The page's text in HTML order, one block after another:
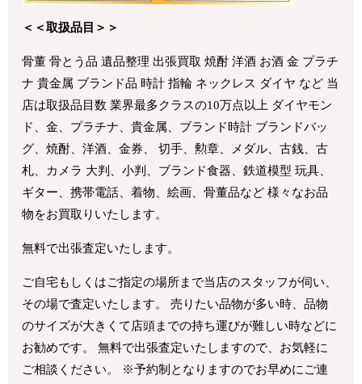
＜＜取扱品目＞＞
骨董 骨とう品 遺品整理 出張買取 焼酎 洋酒 お酒 金 プラチ
ナ 貴金属 ブランド品 時計 指輪 ネックレス ダイヤ など 当
店は取扱品目数 業界最多クラスの10万点以上 ダイヤモン
ド、金、プラチナ、貴金属、ブランド時計 ブランドバッ
グ、焼酎、洋酒、金券、 切手、勲章、メダル、古銭、古
札、カメラ 大判、小判、ブランド食器、鉄道模型 玩具、
ギター、携帯電話、着物、絵画、骨董品など 様々なお品
物をお買取りいたします。
無料で出張査定いたします。
ご自宅もしくはご指定の場所まで当店のスタッフが伺い、
その場で査定いたします。 売りたい品物が多い時、品物
のサイズが大きくて店頭までの持ち運びが難しい時などに
お勧めです。 無料で出張査定いたしますので、お気軽に
ご相談ください。 ※予約制となりますのでお早めにご連